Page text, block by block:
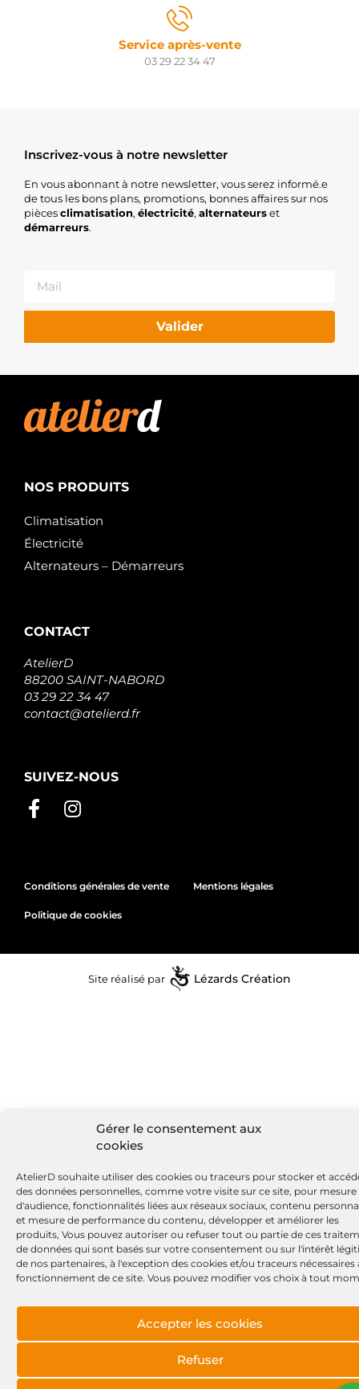
Gérer le consentement aux
cookies
AtelierD souhaite utiliser des cookies ou traceurs pour stocker et
des données personnelles, comme votre visite sur ce site, pour mesure
d'audience, fonctionnalités liées aux réseaux sociaux, contenu
et mesure de performance du contenu, développer et améliorer les
produits, Vous pouvez autoriser ou refuser tout ou partie de ces
de données qui sont basés sur votre consentement ou sur l'intérêt
de nos partenaires, à l'exception des cookies et/ou traceurs nécessaires
fonctionnement de ce site. Vous pouvez modifier vos choix à tout
Accepter les cookies
Refuser
Service après-vente
03 29 22 34 47
Inscrivez-vous à notre newsletter
En vous abonnant à notre newsletter, vous serez informé.e
de tous les bons plans, promotions, bonnes affaires sur nos
piècesclimatisation, électricité, alternateurset
démarreurs.
Valider
NOS PRODUITS
Climatisation
Électricité
Alternateurs – Démarreurs
CONTACT
AtelierD
88200 SAINT-NABORD
03 29 22 34 47
contact@atelierd.fr
SUIVEZ-NOUS
Conditions générales de vente Mentions légales
Politique de cookies
Site réalisé par Lézards Création